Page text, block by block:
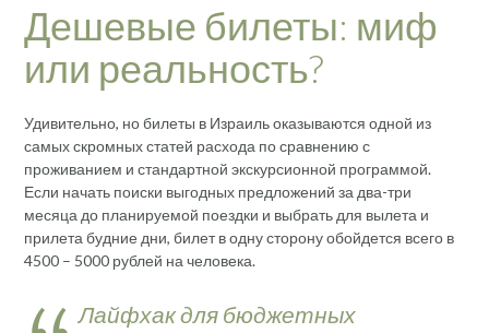
Дешевые билеты: миф
или реальность?
Удивительно, но билеты в Израиль оказываются одной из
самых скромных статей расхода по сравнению с
проживанием и стандартной экскурсионной программой.
Если начать поиски выгодных предложений за два-три
месяца до планируемой поездки и выбрать для вылета и
прилета будние дни, билет в одну сторону обойдется всего в
4500 – 5000 рублей на человека.
Лайфхак для бюджетных